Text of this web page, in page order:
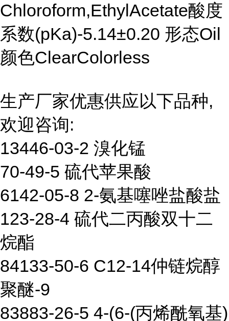
Chloroform,EthylAcetate酸度
系数(pKa)-5.14±0.20 形态Oil
颜色ClearColorless
生产厂家优惠供应以下品种,
欢迎咨询:
13446-03-2 溴化锰
70-49-5 硫代苹果酸
6142-05-8 2-氨基噻唑盐酸盐
123-28-4 硫代二丙酸双十二
烷酯
84133-50-6 C12-14仲链烷醇
聚醚-9
83883-26-5 4-(6-(丙烯酰氧基)